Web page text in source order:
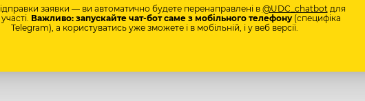
заявки — ви автоматично будете перенаправлені в @UDC_chatbotдля
Важливо: запускайте чат-бот саме з мобільного телефону(специфіка
Telegram), а користуватись уже зможете і в мобільній, і у веб версії.